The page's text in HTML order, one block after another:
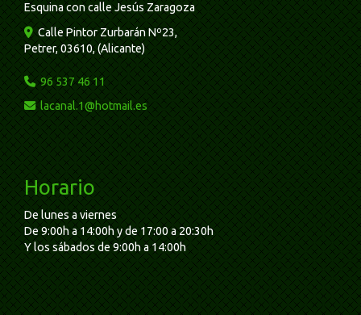
Esquina con calle Jesús Zaragoza
Calle Pintor Zurbarán Nº23,
Petrer,03610,(Alicante)
96 537 46 11
lacanal.1
hotmail.es
Horario
De lunes a viernes
De 9:00h a 14:00h y de 17:00 a 20:30h
Y los sábados de 9:00h a 14:00h